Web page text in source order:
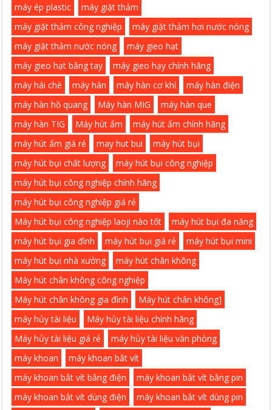
máy ép plastic
máy giặt thảm
máy giặt thảm công nghiệp
máy giặt thảm hơi nước nóng
máy giặt thảm nước nóng
máy gieo hạt
máy gieo hạt bằng tay
máy gieo hạy chính hãng
máy hái chè
máy hàn máy hàn cơ khí
máy hàn điện
máy hàn hồ quang
Máy hàn MIG
máy hàn que
máy hàn TIG
Máy hút ẩm
máy hút ẩm chính hãng
máy hút ẩm giá rẻ
may hut bui
máy hút bụi
máy hút bụi chất lượng
máy hút bụi công nghiệp
máy hút bụi công nghiệp chính hãng
máy hút bụi công nghiệp giá rẻ
Máy hút bụi công nghiệp laoji nào tốt
máy hút bụi đa năng
máy hút bụi gia đình
máy hút bụi giá rẻ
máy hút bụi mini
máy hút bụi nhà xưởng
máy hút chân không
Máy hút chân không công nghiệp
Máy hút chân không gia đình
Máy hút chân không]
máy hủy tài liệu
Máy hủy tài liệu chính hãng
Máy hủy tài liệu giá rẻ
máy hủy tài liệu văn phòng
máy khoan
máy khoan bắt vít
máy khoan bắt vít bằng điện
máy khoan bắt vít bằng pin
máy khoan bắt vít dùng điện
máy khoan bắt vít dùng pin